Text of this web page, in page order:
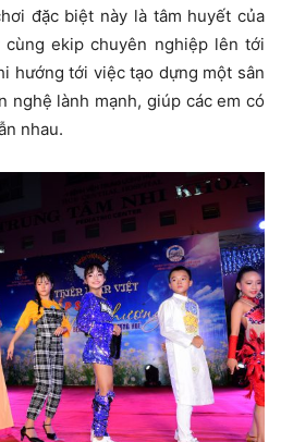
đặc biệt này là tâm huyết của
cùng ekip chuyên nghiệp lên tới
hướng tới việc tạo dựng một sân
nghệ lành mạnh, giúp các em có
nhau.